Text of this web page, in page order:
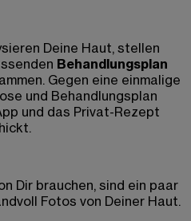
Deine Haut, stellen
Behandlungsplan
Gegen eine einmalige
und Behandlungsplan
und das Privat-Rezept
Dir brauchen, sind ein paar
Fotos von Deiner Haut.